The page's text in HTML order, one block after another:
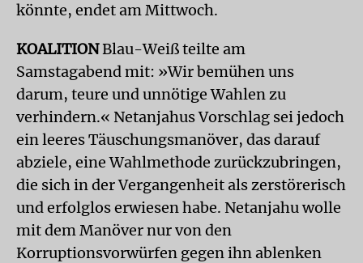
könnte, endet am Mittwoch.
KOALITIONBlau-Weiß teilte am
Samstagabend mit: »Wir bemühen uns
darum, teure und unnötige Wahlen zu
verhindern.« Netanjahus Vorschlag sei jedoch
ein leeres Täuschungsmanöver, das darauf
abziele, eine Wahlmethode zurückzubringen,
die sich in der Vergangenheit als zerstörerisch
und erfolglos erwiesen habe. Netanjahu wolle
mit dem Manöver nur von den
Korruptionsvorwürfen gegen ihn ablenken